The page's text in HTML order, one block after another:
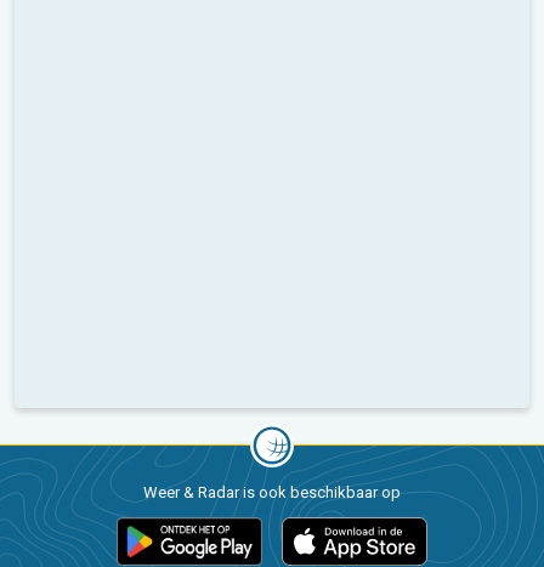
Weer & Radar is ook beschikbaar op